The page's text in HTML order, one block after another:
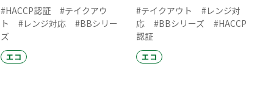
#HACCP認証
#テイクアウ
ト
#レンジ対応
#BBシリー
ズ
エコ
#テイクアウト
#レンジ対
応
#BBシリーズ
#HACCP
認証
エコ